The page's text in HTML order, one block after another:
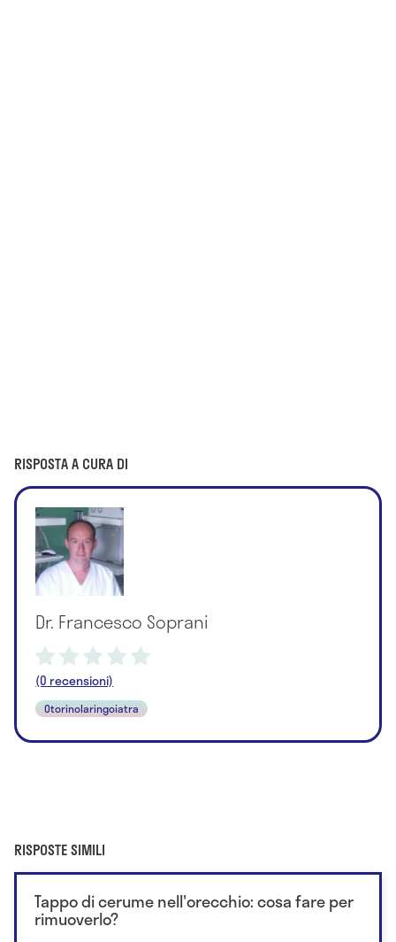
RISPOSTA A CURA DI
Dr. Francesco Soprani
(0 recensioni)
Otorinolaringoiatra
RISPOSTE SIMILI
Tappo di cerume nell'orecchio: cosa fare per
rimuoverlo?